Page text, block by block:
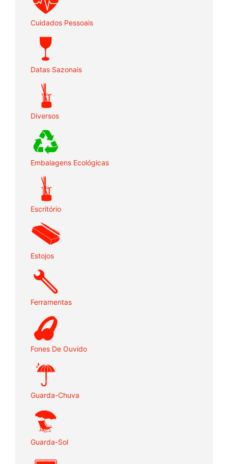
Cuidados Pessoais
Datas Sazonais
Diversos
Embalagens Ecológicas
Escritório
Estojos
Ferramentas
Fones De Ouvido
Guarda-Chuva
Guarda-Sol